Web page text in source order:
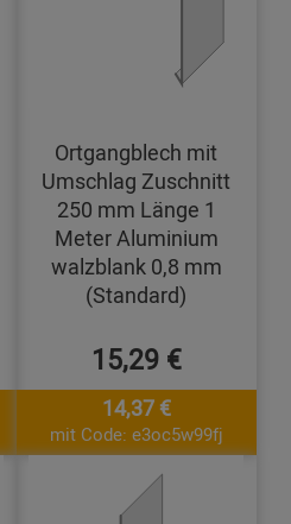
Ortgangblech mit
Umschlag Zuschnitt
250 mm Länge 1
Meter Aluminium
walzblank 0,8 mm
(Standard)
15,29 €
14,37 €
mit Code: e3oc5w99fj